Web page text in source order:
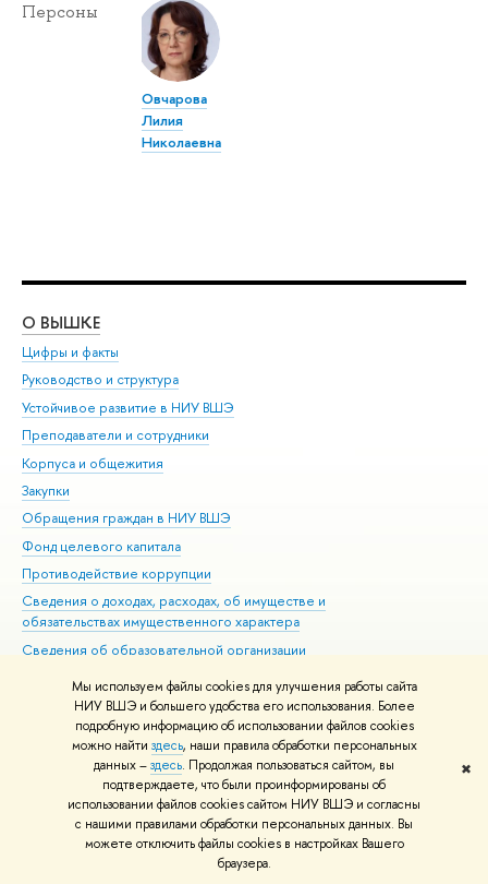
Мы используем файлы cookies для улучшения работы сайта
НИУ ВШЭ и большего удобства его использования. Более
подробную информацию об использовании файлов cookies
можно найти здесь, наши правила обработки персональных
данных –здесь. Продолжая пользоваться сайтом, вы
подтверждаете, что были проинформированы об
использовании файлов cookies сайтом НИУ ВШЭ и согласны
с нашими правилами обработки персональных данных. Вы
можете отключить файлы cookies в настройках Вашего
браузера.
✖
Персоны
Овчарова
Лилия
Николаевна
О ВЫШКЕ
Цифры и факты
Руководство и структура
Устойчивое развитие в НИУ ВШЭ
Преподаватели и сотрудники
Корпуса и общежития
Закупки
Обращения граждан в НИУ ВШЭ
Фонд целевого капитала
Противодействие коррупции
Сведения о доходах, расходах, об имуществе и
обязательствах имущественного характера
Сведения об образовательной организации
Людям с ограниченными возможностями здоровья
Единая платежная страница
Работа в Вышке
© НИУ ВШЭ 1993–2026 Адреса и контакты Условия использования
материалов Политика конфиденциальности Карта сайта
Шрифты HSE Sans и HSE Slab разработаны вШколе дизайна НИУ ВШЭ